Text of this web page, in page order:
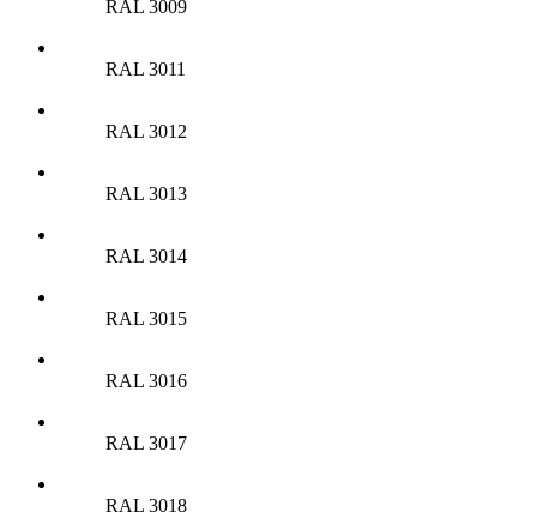
RAL 3009
RAL 3011
RAL 3012
RAL 3013
RAL 3014
RAL 3015
RAL 3016
RAL 3017
RAL 3018